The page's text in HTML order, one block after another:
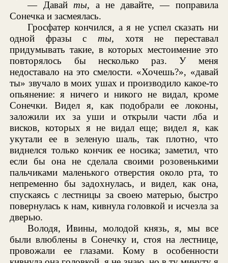
— Давай ты, а не давайте, — поправила
Сонечка и засмеялась.
Гросфатер кончился, а я не успел сказать ни
одной фразы с ты, хотя не переставал
придумывать такие, в которых местоимение это
повторялось бы несколько раз. У меня
недоставало на это смелости. «Хочешь?», «давай
ты» звучало в моих ушах и производило какое-то
опьянение: я ничего и никого не видал, кроме
Сонечки. Видел я, как подобрали ее локоны,
заложили их за уши и открыли части лба и
висков, которых я не видал еще; видел я, как
укутали ее в зеленую шаль, так плотно, что
виднелся только кончик ее носика; заметил, что
если бы она не сделала своими розовенькими
пальчиками маленького отверстия около рта, то
непременно бы задохнулась, и видел, как она,
спускаясь с лестницы за своею матерью, быстро
повернулась к нам, кивнула головкой и исчезла за
дверью.
Володя, Ивины, молодой князь, я, мы все
были влюблены в Сонечку и, стоя на лестнице,
провожали ее глазами. Кому в особенности